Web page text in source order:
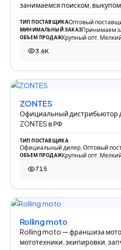
занимаемся поиском, выкупом
ТИП ПОСТАВЩИКАОптовый
МИНИМАЛЬНЫЙ ЗАКАЗПринимаем
ОБЪЕМ ПРОДАЖКрупный опт,
3.6K
3 595 просмотров
ZONTES
Официальный дистрибьютор
ZONTES в РФ
ТИП ПОСТАВЩИКА
Официальный дилер, Оптовый
ОБЪЕМ ПРОДАЖКрупный опт,
715
715 просмотров
Rolling moto
Rolling moto — франшиза
мототехники, экипировки,